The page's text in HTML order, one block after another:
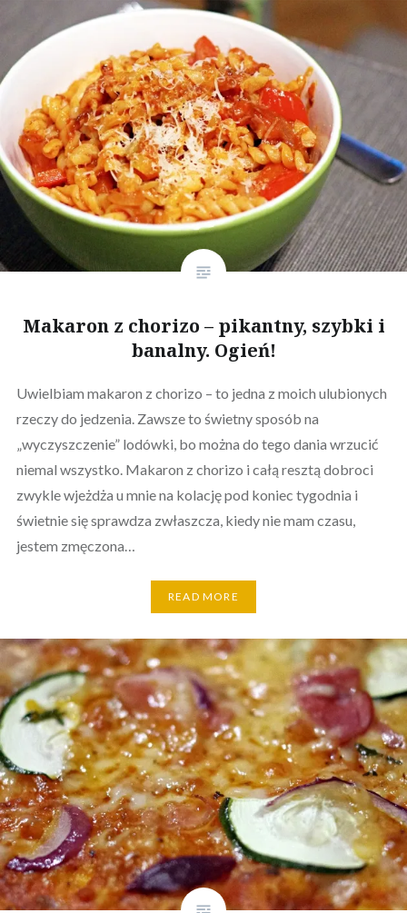
Makaron z chorizo – pikantny, szybki i
banalny. Ogień!
Uwielbiam makaron z chorizo – to jedna z moich ulubionych
rzeczy do jedzenia. Zawsze to świetny sposób na
„wyczyszczenie” lodówki, bo można do tego dania wrzucić
niemal wszystko. Makaron z chorizo i całą resztą dobroci
zwykle wjeżdża u mnie na kolację pod koniec tygodnia i
świetnie się sprawdza zwłaszcza, kiedy nie mam czasu,
jestem zmęczona…
READ MORE